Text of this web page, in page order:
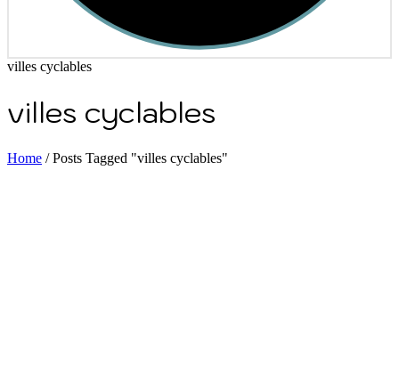
villes cyclables
villes cyclables
Home /Posts Tagged "villes cyclables"